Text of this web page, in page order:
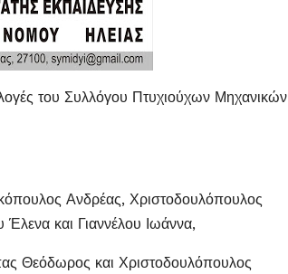
του Συλλόγου Πτυχιούχων Μηχανικών
Ανδρέας, Χριστοδουλόπουλος
και Γιαννέλου Ιωάννα,
Θεόδωρος και Χριστοδουλόπουλος